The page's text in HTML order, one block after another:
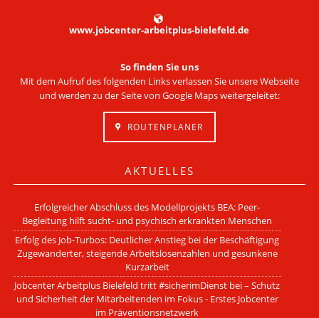
www.jobcenter-arbeitplus-bielefeld.de
So finden Sie uns
Mit dem Aufruf des folgenden Links verlassen Sie unsere Webseite
und werden zu der Seite von Google Maps weitergeleitet:
ROUTENPLANER
AKTUELLES
Erfolgreicher Abschluss des Modellprojekts BEA: Peer-
Begleitung hilft sucht- und psychisch erkrankten Menschen
Erfolg des Job-Turbos: Deutlicher Anstieg bei der Beschäftigung
Zugewanderter, steigende Arbeitslosenzahlen und gesunkene
Kurzarbeit
Jobcenter Arbeitplus Bielefeld tritt #sicherimDienst bei – Schutz
und Sicherheit der Mitarbeitenden im Fokus - Erstes Jobcenter
im Präventionsnetzwerk